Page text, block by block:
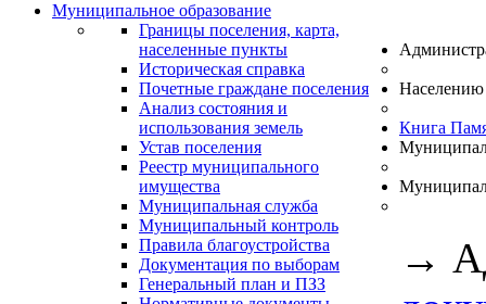
Муниципальное образование
Границы поселения, карта,
населенные пункты
Историческая справка
Почетные граждане поселения
Анализ состояния и
использования земель
Устав поселения
Реестр муниципального
имущества
Муниципальная служба
Муниципальный контроль
Правила благоустройства
Документация по выборам
Генеральный план и ПЗЗ
Населению
Книга
→